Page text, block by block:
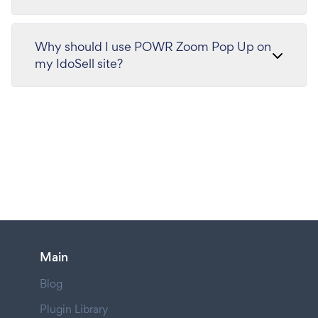
Why should I use POWR Zoom Pop Up on
my IdoSell site?
Main
Blog
Plugin Library